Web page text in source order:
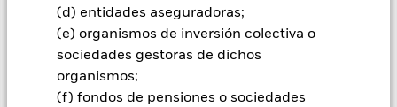
(d) entidades aseguradoras;
(e) organismos de inversión colectiva o
sociedades gestoras de dichos
organismos;
(f) fondos de pensiones o sociedades
uso de derivados para una clase de acciones podría conllevar
un posible riesgo de contagio (también denominado «spill-
over») a otras clases de acciones del fondo. La sociedad
gestora del fondo se asegurará de que se dispone de los
procedimientos adecuados para minimizar el riesgo de